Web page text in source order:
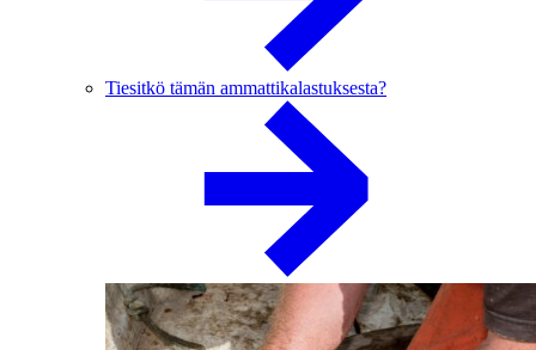
Tiesitkö tämän ammattikalastuksesta?